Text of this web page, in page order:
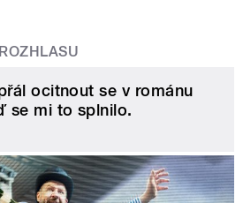
ocitnout se v románu
se mi to splnilo.